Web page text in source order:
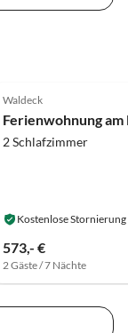
Waldeck
2 Schlafzimmer
Kostenlose Stornierung
573,- €
2 Gäste / 7 Nächte